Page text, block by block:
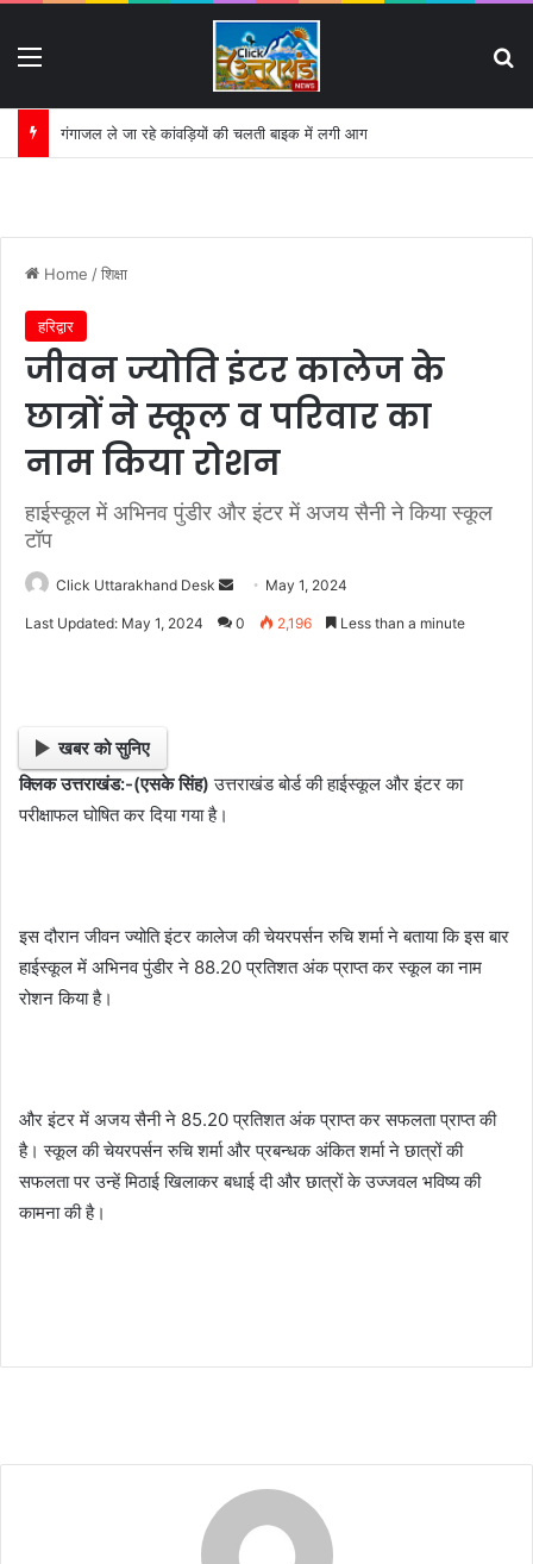
अनोखे अंदाज में “जेसीबी” लेकर पहुंचे भाजपा नेता सुबोध राकेश:
Home /शिक्षा
हरिद्वार
जीवन ज्योति इंटर कालेज के
छात्रों ने स्कूल व परिवार का
नाम किया रोशन
हाईस्कूल में अभिनव पुंडीर और इंटर में अजय सैनी ने किया स्कूल
टॉप
Click Uttarakhand Desk
e
m
May 1, 2024
Last Updated: May 1, 2024 0 2,196 Less than a minute
खबर को सुनिए
क्लिक उत्तराखंड:-(एसके सिंह)उत्तराखंड बोर्ड की हाईस्कूल और इंटर का
परीक्षाफल घोषित कर दिया गया है।
इस दौरान जीवन ज्योति इंटर कालेज की चेयरपर्सन रुचि शर्मा ने बताया कि इस बार
हाईस्कूल में अभिनव पुंडीर ने 88.20 प्रतिशत अंक प्राप्त कर स्कूल का नाम
रोशन किया है।
और इंटर में अजय सैनी ने 85.20 प्रतिशत अंक प्राप्त कर सफलता प्राप्त की
है। स्कूल की चेयरपर्सन रुचि शर्मा और प्रबन्धक अंकित शर्मा ने छात्रों की
सफलता पर उन्हें मिठाई खिलाकर बधाई दी और छात्रों के उज्जवल भविष्य की
कामना की है।